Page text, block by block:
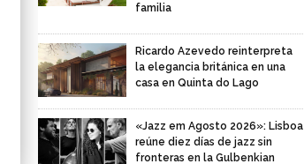
familia
Ricardo Azevedo reinterpreta
la elegancia británica en una
casa en Quinta do Lago
«Jazz em Agosto 2026»: Lisboa
reúne diez días de jazz sin
fronteras en la Gulbenkian